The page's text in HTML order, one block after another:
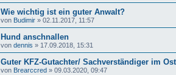
Wie wichtig ist ein guter Anwalt?
von Budimir » 02.11.2017, 11:57
Hund anschnallen
von dennis » 17.09.2018, 15:31
Guter KFZ-Gutachter/ Sachverständiger im
von Brearccred » 09.03.2020, 09:47